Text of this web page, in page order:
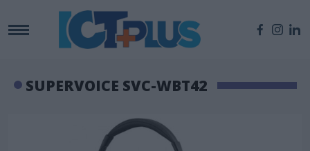
SUPERVOICE SVC-WBT42